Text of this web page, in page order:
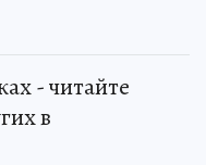
- читайте
в